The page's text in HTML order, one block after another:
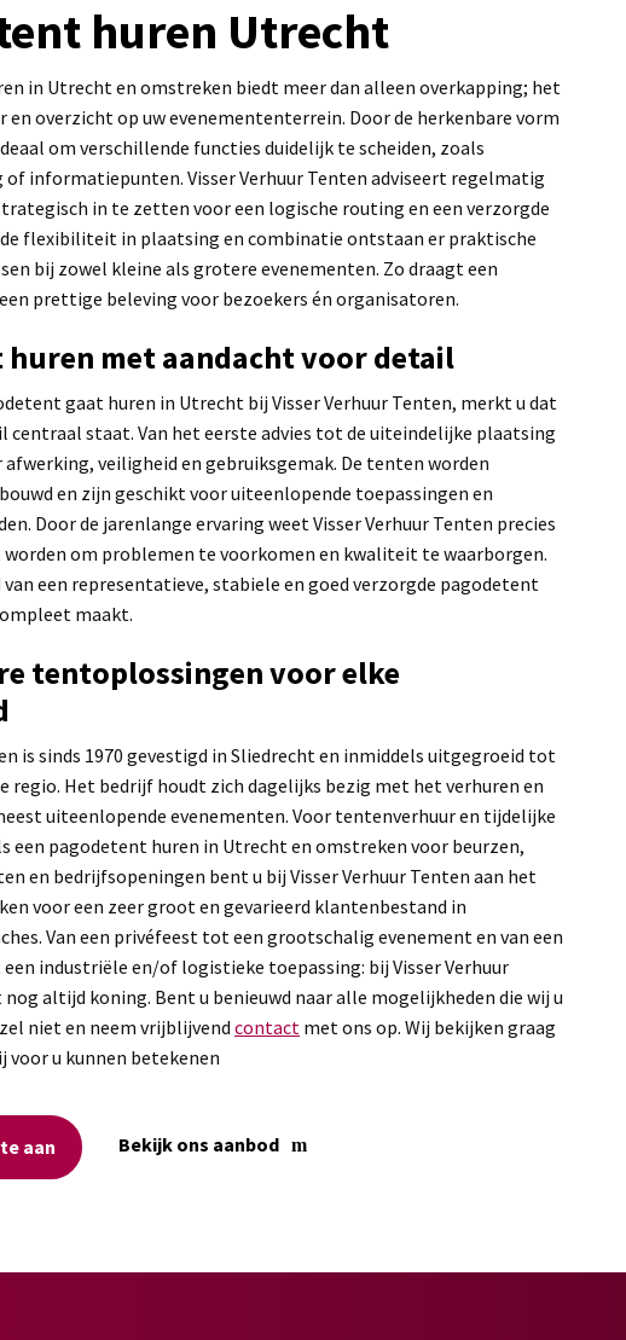
huren Utrecht
in Utrecht en omstreken biedt meer dan alleen overkapping; het
overzicht op uw evenemententerrein. Door de herkenbare vorm
om verschillende functies duidelijk te scheiden, zoals
informatiepunten. Visser Verhuur Tenten adviseert regelmatig
in te zetten voor een logische routing en een verzorgde
flexibiliteit in plaatsing en combinatie ontstaan er praktische
bij zowel kleine als grotere evenementen. Zo draagt een
prettige beleving voor bezoekers én organisatoren.
huren met aandacht voor detail
gaat huren in Utrecht bij Visser Verhuur Tenten, merkt u dat
centraal staat. Van het eerste advies tot de uiteindelijke plaatsing
veiligheid en gebruiksgemak. De tenten worden
en zijn geschikt voor uiteenlopende toepassingen en
Door de jarenlange ervaring weet Visser Verhuur Tenten precies
om problemen te voorkomen en kwaliteit te waarborgen.
van een representatieve, stabiele en goed verzorgde pagodetent
maakt.
tentoplossingen voor elke
is sinds 1970 gevestigd in Sliedrecht en inmiddels uitgegroeid tot
regio. Het bedrijf houdt zich dagelijks bezig met het verhuren en
uiteenlopende evenementen. Voor tentenverhuur en tijdelijke
een pagodetent huren in Utrecht en omstreken voor beurzen,
en bedrijfsopeningen bent u bij Visser Verhuur Tenten aan het
voor een zeer groot en gevarieerd klantenbestand in
Van een privéfeest tot een grootschalig evenement en van een
industriële en/of logistieke toepassing: bij Visser Verhuur
altijd koning. Bent u benieuwd naar alle mogelijkheden die wij u
niet en neem vrijblijvendcontact met ons op. Wij bekijken graag
voor u kunnen betekenen
aan Bekijk ons aanbod